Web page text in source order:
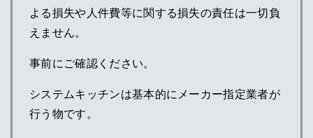
よる損失や人件費等に関する損失の責任は一切負
えません。
事前にご確認ください。
システムキッチンは基本的にメーカー指定業者が
行う物です。